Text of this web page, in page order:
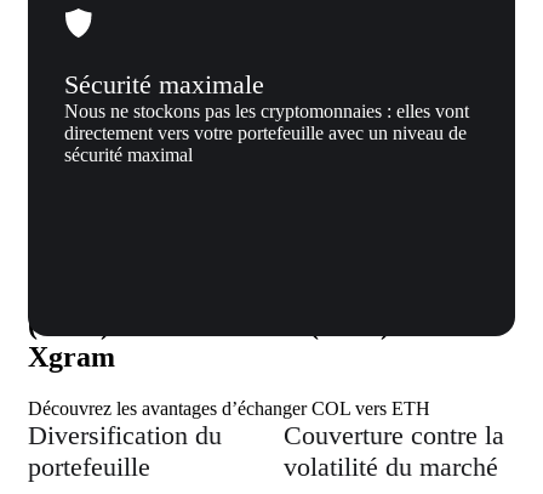
Sécurité maximale
Nous ne stockons pas les cryptomonnaies : elles vont
directement vers votre portefeuille avec un niveau de
sécurité maximal
(COL) vers Ethereum (ETH) sur
Xgram
Découvrez les avantages d’échanger COL vers ETH
Diversification du
portefeuille
Couverture contre la
volatilité du marché